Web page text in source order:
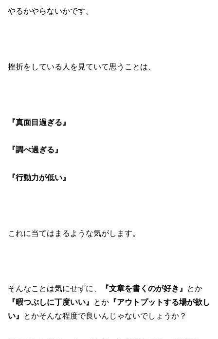
やるかやらないかです。
挫折をしている人を見ていて思うことは、
『真面目過ぎる』
『調べ過ぎる』
『行動力が低い』
これに当てはまるような気がします。
そんなことは気にせずに、 『文章を書くのが好き』
とか
『暇つぶしに丁度いい』
とか 『アウトプットする場が欲し
い』
とかそんな程度で良いんじゃないでしょうか？